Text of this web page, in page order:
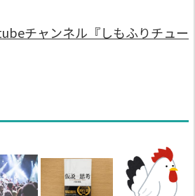
チャンネル『しもふりチュー